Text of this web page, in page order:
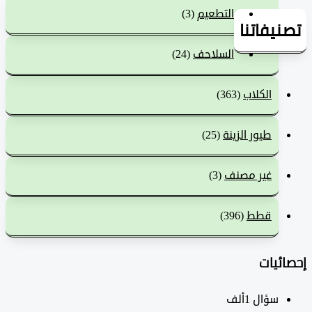
التطعيم(3)
السلاحف(24)
الكلاب(363)
طيور الزينة (25)
غير مصنف(3)
قطط (396)
سؤال1ألف